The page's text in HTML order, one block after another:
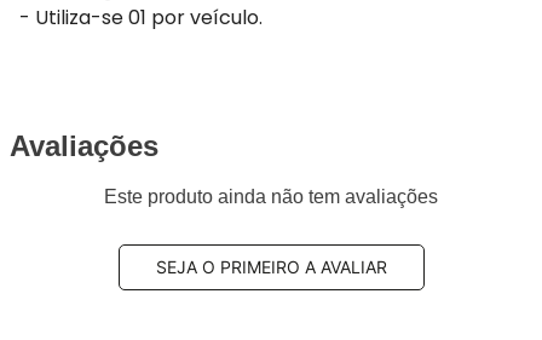
- Utiliza-se 01 por veículo.
Avaliações
Este produto ainda não tem avaliações
SEJA O PRIMEIRO A AVALIAR